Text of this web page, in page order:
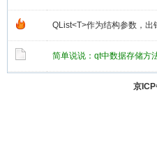
QList<T>作为结构参数，出
简单说说：qt中数据存储方
京